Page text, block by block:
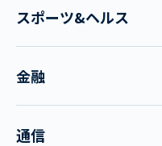
スポーツ&ヘルス
金融
通信